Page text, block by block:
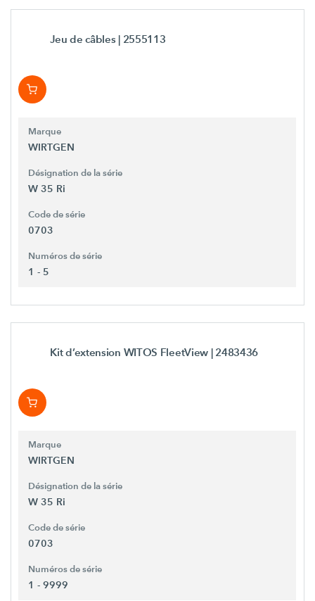
Jeu de câbles | 2555113
Marque
WIRTGEN
Désignation de la série
W 35 Ri
Code de série
0703
Numéros de série
1 - 5
Kit d’extension WITOS FleetView | 2483436
Marque
WIRTGEN
Désignation de la série
W 35 Ri
Code de série
0703
Numéros de série
1 - 9999